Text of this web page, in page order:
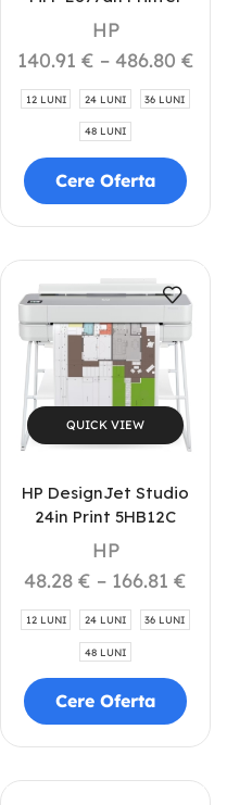
HP
140.91 € – 486.80 €
12 LUNI 24 LUNI 36 LUNI
48 LUNI
Cere Oferta
QUICK VIEW
HP DesignJet Studio
24in Print 5HB12C
HP
48.28 € – 166.81 €
12 LUNI 24 LUNI 36 LUNI
48 LUNI
Cere Oferta